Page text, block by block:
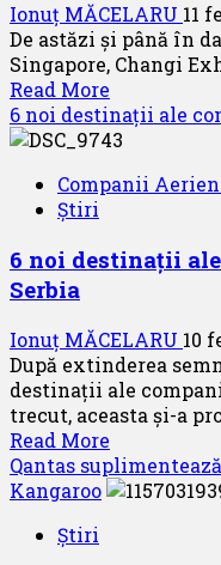
Airlines
Ionuț MĂCELARU 11
De astăzi și până în
Singapore, Changi
Read More
more
about
nouă
Singapore
2020
6 noi destinații ale
Companii
Știri
6 noi destinații
Serbia
Ionuț MĂCELARU 10
După extinderea
destinații ale
trecut, aceasta și-a
Read More
more
about
Qantas
Kangaroo
Știri